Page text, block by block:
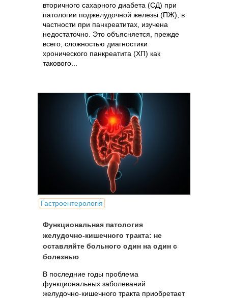
вторичного сахарного диабета (СД) при
патологии поджелудочной железы (ПЖ), в
частности при панкреатитах, изучена
недостаточно. Это объясняется, прежде
всего, сложностью диагностики
хронического панкреатита (ХП) как
такового...
Гастроентерологія
Функциональная патология
желудочно-кишечного тракта: не
оставляйте больного один на один с
болезнью
В последние годы проблема
функциональных заболеваний
желудочно-кишечного тракта приобретает